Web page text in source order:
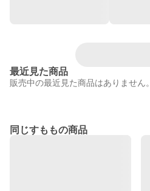
最近見た商品
販売中の最近見た商品はありません。
同じすももの商品